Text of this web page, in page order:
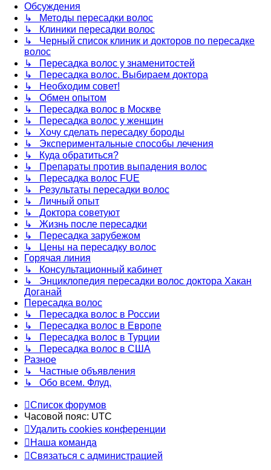
Обсуждения
↳ Методы пересадки волос
↳ Клиники пересадки волос
↳ Черный список клиник и докторов по пересадке
волос
↳ Пересадка волос у знаменитостей
↳ Пересадка волос. Выбираем доктора
↳ Необходим совет!
↳ Обмен опытом
↳ Пересадка волос в Москве
↳ Пересадка волос у женщин
↳ Хочу сделать пересадку бороды
↳ Экспериментальные способы лечения
↳ Куда обратиться?
↳ Препараты против выпадения волос
↳ Пересадка волос FUE
↳ Результаты пересадки волос
↳ Личный опыт
↳ Доктора советуют
↳ Жизнь после пересадки
↳ Пересадка зарубежом
↳ Цены на пересадку волос
Горячая линия
↳ Консультационный кабинет
↳ Энциклопедия пересадки волос доктора Хакан
Доганай
Пересадка волос
↳ Пересадка волос в России
↳ Пересадка волос в Европе
↳ Пересадка волос в Турции
↳ Пересадка волос в США
Разное
↳ Частные объявления
↳ Обо всем. Флуд.
Список форумов
Часовой пояс: UTC
Удалить cookies конференции
Наша команда
Связаться с администрацией